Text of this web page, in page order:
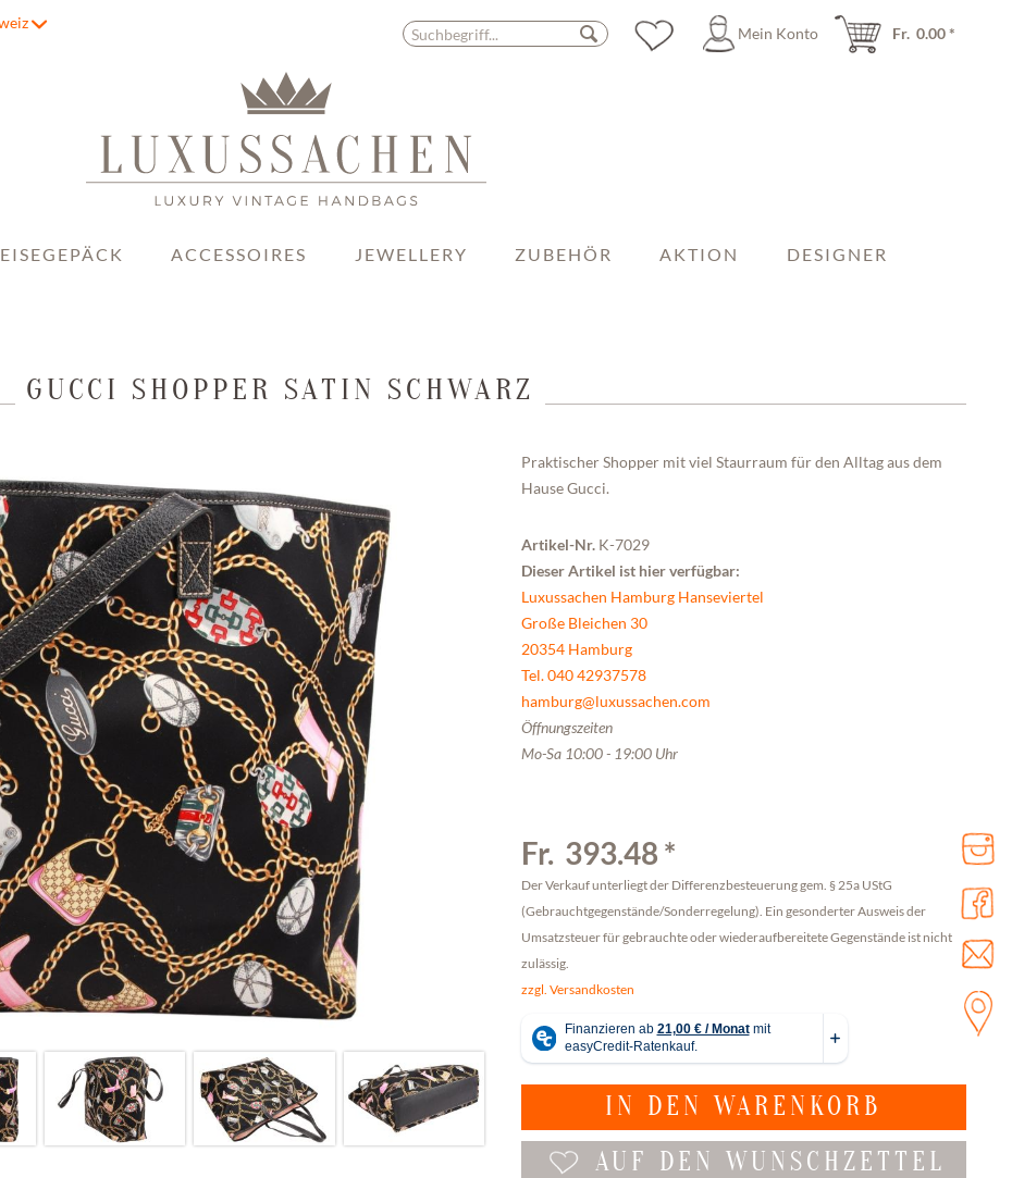
Mein Konto Fr. 0.00 *
ACCESSOIRES JEWELLERY ZUBEHÖR AKTION DESIGNER
GUCCI SHOPPER SATIN SCHWARZ
Praktischer Shopper mit viel Staurraum für den Alltag aus dem
Hause Gucci.
Artikel-Nr. K-7029
Dieser Artikel ist hier verfügbar:
Luxussachen Hamburg Hanseviertel
Große Bleichen 30
20354 Hamburg
Tel. 040 42937578
hamburg@luxussachen.com
Öffnungszeiten
Mo-Sa 10:00 - 19:00 Uhr
Fr. 393.48 *
Der Verkauf unterliegt der Differenzbesteuerung gem. § 25a UStG
(Gebrauchtgegenstände/Sonderregelung). Ein gesonderter Ausweis der
Umsatzsteuer für gebrauchte oder wiederaufbereitete Gegenstände ist nicht
zulässig.
zzgl. Versandkosten
IN DEN
WARENKORB
AUF DEN WUNSCHZETTEL